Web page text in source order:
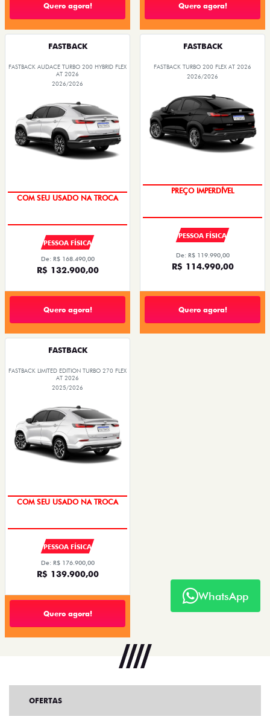
Quero agora! Quero agora!
FASTBACK
FASTBACK AUDACE TURBO 200 HYBRID FLEX
AT 2026
2026/2026
COM SEU USADO NA TROCA
PESSOA FÍSICA
De: R$ 168.490,00
R$ 132.900,00
Quero agora!
FASTBACK
FASTBACK TURBO 200 FLEX AT 2026
2026/2026
PREÇO IMPERDÍVEL
PESSOA FÍSICA
De: R$ 119.990,00
R$ 114.990,00
Quero agora!
FASTBACK
FASTBACK LIMITED EDITION TURBO 270 FLEX
AT 2026
2025/2026
COM SEU USADO NA TROCA
PESSOA FÍSICA
De: R$ 176.900,00
R$ 139.900,00
Quero agora!
WhatsApp
OFERTAS